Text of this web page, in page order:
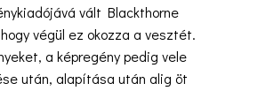
vált Blackthorne
végül ez okozza a vesztét.
a képregény pedig vele
után, alapítása után alig öt